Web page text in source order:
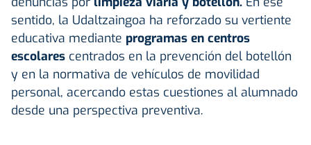
sentido, la Udaltzaingoa ha reforzado su vertiente
educativa mediante programas en centros
escolares centrados en la prevención del botellón
y en la normativa de vehículos de movilidad
personal, acercando estas cuestiones al alumnado
desde una perspectiva preventiva.